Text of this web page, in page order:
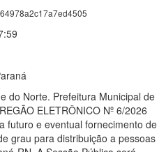
do Norte. Prefeitura Municipal de
ELETRÔNICO Nº 6/2026
futuro e eventual fornecimento de
grau para distribuição a pessoas